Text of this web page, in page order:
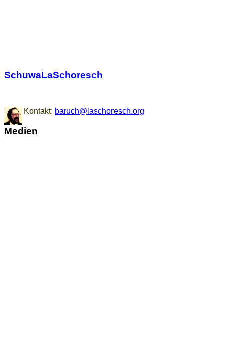
SchuwaLaSchoresch
Kontakt: baruch@laschoresch.org
Medien